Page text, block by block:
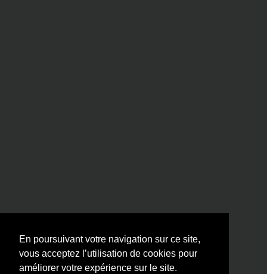
En poursuivant votre navigation sur ce site,
vous acceptez l’utilisation de cookies pour
améliorer votre expérience sur le site.